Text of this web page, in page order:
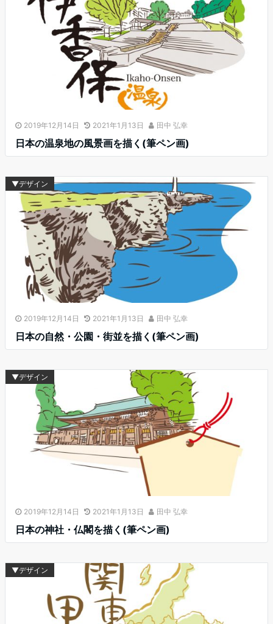
2019年12月14日 2021年1月13日 田中 弘幸
日本の温泉地の風景画を描く(筆ペン画)
▼デザイン
2019年12月14日 2021年1月13日 田中 弘幸
日本の自然・公園・街並を描く(筆ペン画)
▼デザイン
2019年12月14日 2021年1月13日 田中 弘幸
日本の神社・仏閣を描く(筆ペン画)
▼デザイン